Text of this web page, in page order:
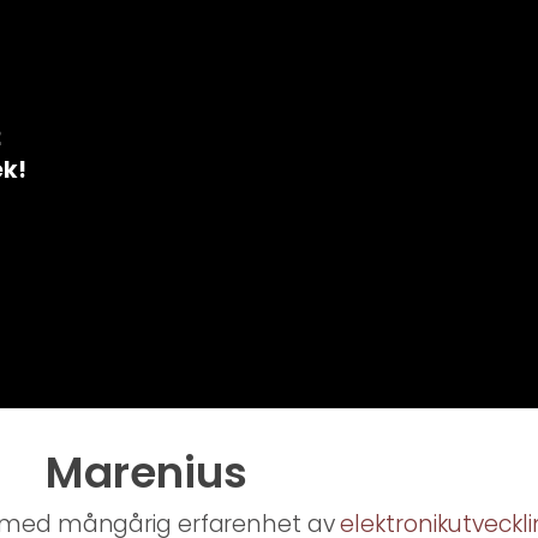
Marenius
mångårig erfarenhet av